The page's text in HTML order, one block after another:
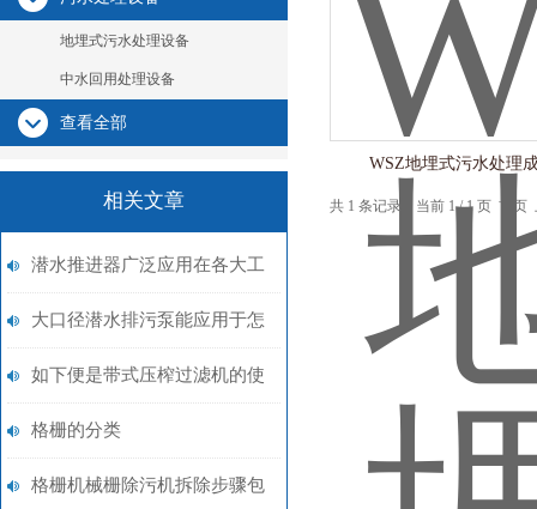
地埋式污水处理设备
中水回用处理设备
查看全部
相关文章
潜水推进器广泛应用在各大工
程中
大口径潜水排污泵能应用于怎
样的场合呢？
如下便是带式压榨过滤机的使
用小常识所在
格栅的分类
格栅机械栅除污机拆除步骤包
WSZ地埋式污水处理
共 1 条记录，当前 1 / 1 页 首